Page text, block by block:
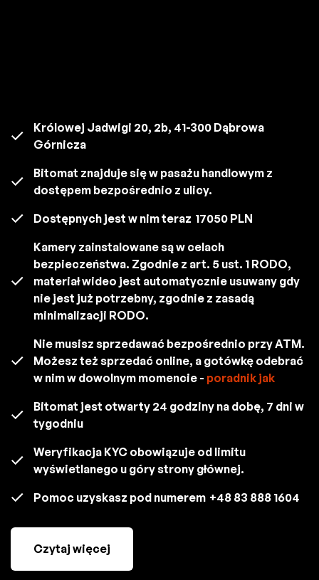
Królowej Jadwigi 20, 2b, 41-300 Dąbrowa
Górnicza
Bitomat znajduje się w pasażu handlowym z
dostępem bezpośrednio z ulicy.
Dostępnych jest w nim teraz 17050 PLN
Kamery zainstalowane są w celach
bezpieczeństwa. Zgodnie z art. 5 ust. 1 RODO,
materiał wideo jest automatycznie usuwany gdy
nie jest już potrzebny, zgodnie z zasadą
minimalizacji RODO.
Nie musisz sprzedawać bezpośrednio przy ATM.
Możesz też sprzedać online, a gotówkę odebrać
w nim w dowolnym momencie - poradnik jak
Bitomat jest otwarty 24 godziny na dobę, 7 dni w
tygodniu
Weryfikacja KYC obowiązuje od limitu
wyświetlanego u góry strony głównej.
Pomoc uzyskasz pod numerem +48 83 888 1604
Czytaj więcej